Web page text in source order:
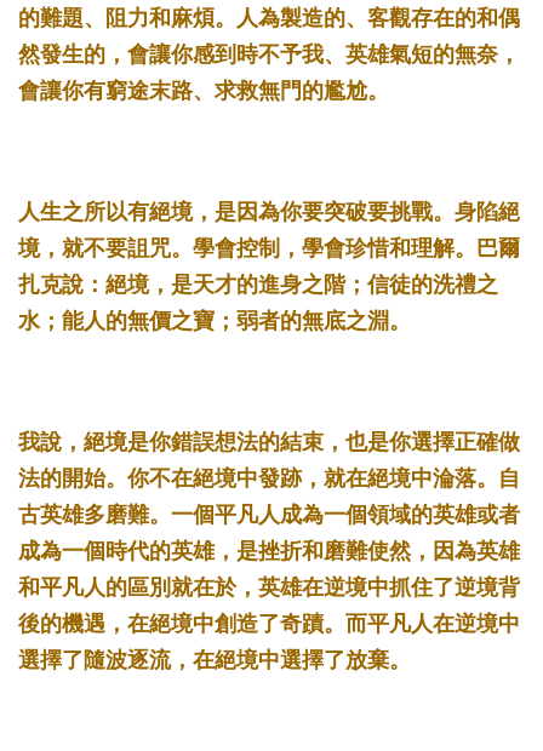
的難題、阻力和麻煩。人為製造的、客觀存在的和偶
然發生的，會讓你感到時不予我、英雄氣短的無奈，
會讓你有窮途末路、求救無門的尷尬。 ­
人生之所以有絕境，是因為你要突破要挑戰。身陷絕
境，就不要詛咒。學會控制，學會珍惜和理解。巴爾
扎克說：絕境，是天才的進身之階；信徒的洗禮之
水；能人的無價之寶；弱者的無底之淵。 ­
我說，絕境是你錯誤想法的結束，也是你選擇正確做
法的開始。你不在絕境中發跡，就在絕境中淪落。自
古英雄多磨難。一個平凡人成為一個領域的英雄或者
成為一個時代的英雄，是挫折和磨難使然，因為英雄
和平凡人的區別就在於，英雄在逆境中抓住了逆境背
後的機遇，在絕境中創造了奇蹟。而平凡人在逆境中
選擇了隨波逐流，在絕境中選擇了放棄。 ­